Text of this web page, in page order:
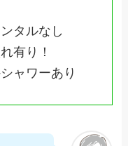
タルなし
有り！
ャワーあり